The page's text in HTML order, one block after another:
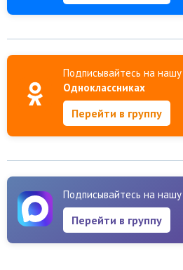
Подписывайтесь на нашу
Одноклассниках
Перейти в группу
Подписывайтесь на нашу
Перейти в группу